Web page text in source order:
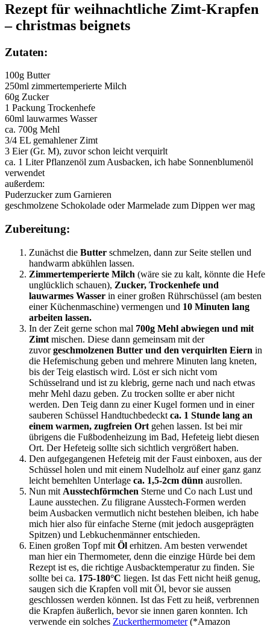
Rezept für weihnachtliche Zimt-Krapfen
– christmas beignets
Zutaten:
100g Butter
250ml zimmertemperierte Milch
60g Zucker
1 Packung Trockenhefe
60ml lauwarmes Wasser
ca. 700g Mehl
3/4 EL gemahlener Zimt
3 Eier (Gr. M), zuvor schon leicht verquirlt
ca. 1 Liter Pflanzenöl zum Ausbacken, ich habe Sonnenblumenöl
verwendet
außerdem:
Puderzucker zum Garnieren
geschmolzene Schokolade oder Marmelade zum Dippen wer mag
Zubereitung:
Zunächst die Butter schmelzen, dann zur Seite stellen und
handwarm abkühlen lassen.
Zimmertemperierte Milch (wäre sie zu kalt, könnte die Hefe
unglücklich schauen), Zucker, Trockenhefe und
lauwarmes Wasser in einer großen Rührschüssel (am besten
einer Küchenmaschine) vermengen und 10 Minuten lang
arbeiten lassen.
In der Zeit gerne schon mal 700g Mehl abwiegen und mit
Zimt mischen. Diese dann gemeinsam mit der
zuvorgeschmolzenen Butter und den verquirlten Eiern in
die Hefemischung geben und mehrere Minuten lang kneten,
bis der Teig elastisch wird. Löst er sich nicht vom
Schüsselrand und ist zu klebrig, gerne nach und nach etwas
mehr Mehl dazu geben. Zu trocken sollte er aber nicht
werden. Den Teig dann zu einer Kugel formen und in einer
sauberen Schüssel Handtuchbedeckt ca. 1 Stunde lang an
einem warmen, zugfreien Ort gehen lassen. Ist bei mir
übrigens die Fußbodenheizung im Bad, Hefeteig liebt diesen
Ort. Der Hefeteig sollte sich sichtlich vergrößert haben.
Den aufgegangenen Hefeteig mit der Faust einboxen, aus der
Schüssel holen und mit einem Nudelholz auf einer ganz ganz
leicht bemehlten Unterlage ca. 1,5-2cm dünn ausrollen.
Nun mit Ausstechförmchen Sterne und Co nach Lust und
Laune ausstechen. Zu filigrane Ausstech-Formen werden
beim Ausbacken vermutlich nicht bestehen bleiben, ich habe
mich hier also für einfache Sterne (mit jedoch ausgeprägten
Spitzen) und Lebkuchenmänner entschieden.
Einen großen Topf mit Öl erhitzen. Am besten verwendet
man hier ein Thermometer, denn die einzige Hürde bei dem
Rezept ist es, die richtige Ausbacktemperatur zu finden. Sie
sollte bei ca. 175-180°C liegen. Ist das Fett nicht heiß genug,
saugen sich die Krapfen voll mit Öl, bevor sie aussen
geschlossen werden können. Ist das Fett zu heiß, verbrennen
die Krapfen äußerlich, bevor sie innen garen konnten. Ich
verwende ein solches Zuckerthermometer(*Amazon